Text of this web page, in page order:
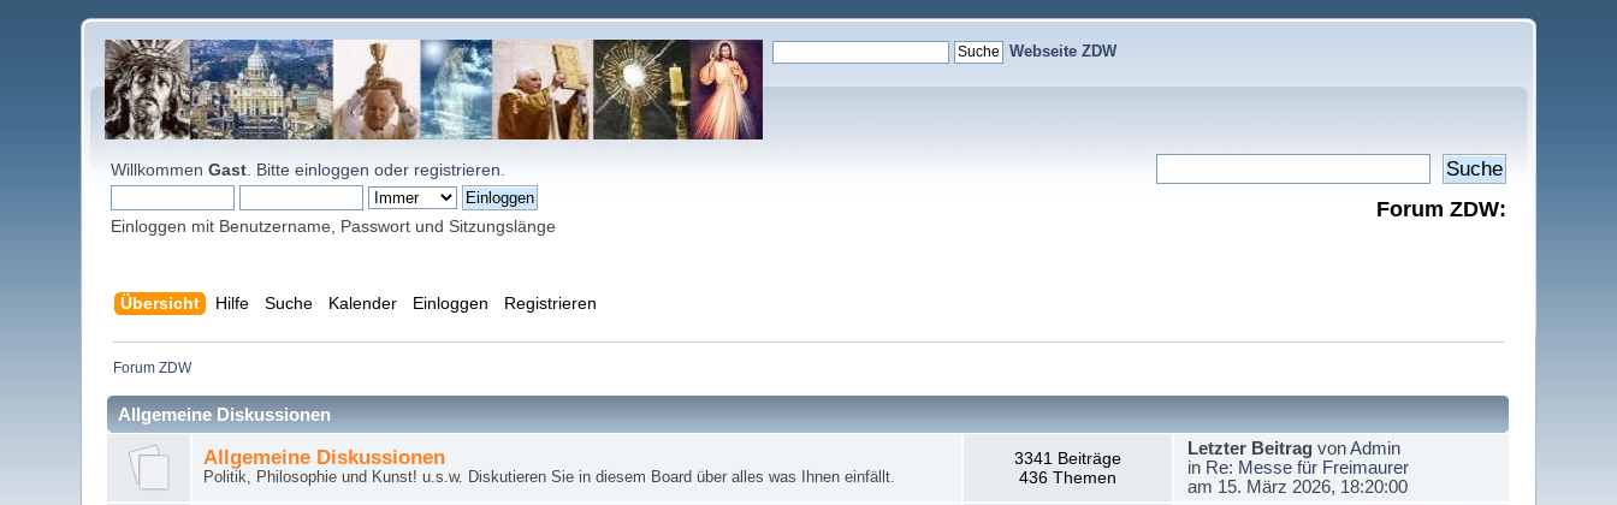
Webseite ZDW
WillkommenGast . Bitteeinloggen oder registrieren
Einloggen mit Benutzername, Passwort und Sitzungslänge
Forum ZDW:
Übersicht Hilfe Suche Kalender Einloggen Registrieren
Forum ZDW
Allgemeine Diskussionen
Allgemeine Diskussionen
Politik, Philosophie und Kunst! u.s.w. Diskutieren Sie in diesem Board über alles was Ihnen einfällt.
3341 Beiträge
436 Themen
Letzter BeitragvonAdmin
in Re: Messe für Freimaurer
am 15. März 2026, 18:20:00